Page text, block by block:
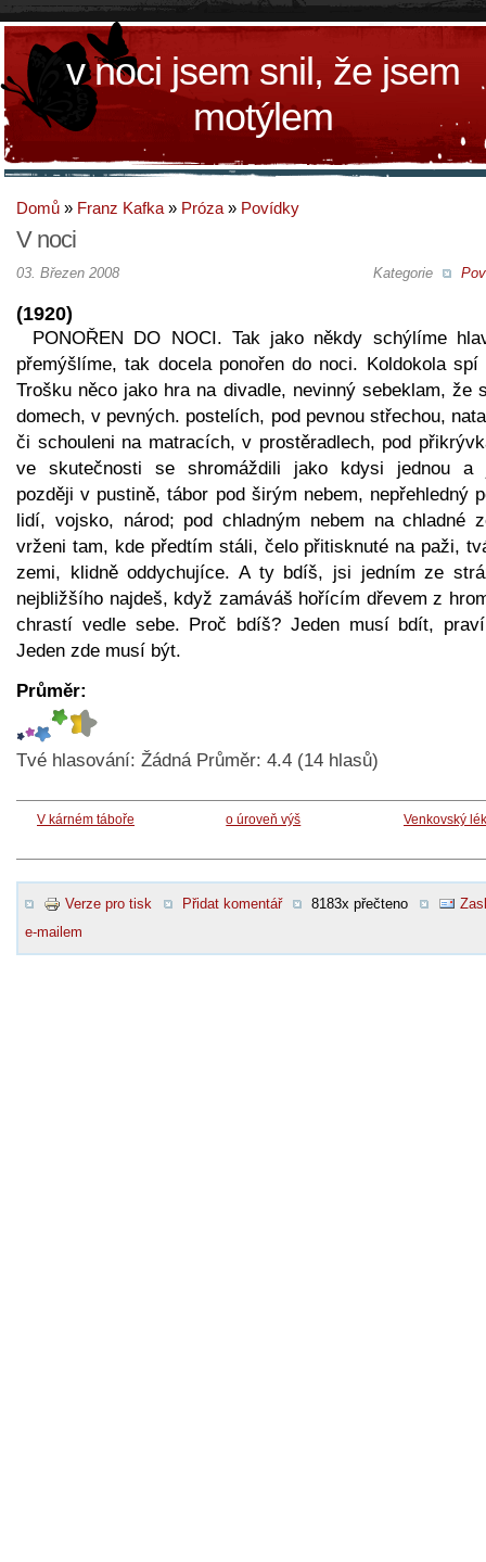
v noci jsem snil, že jsem
motýlem
Domů » Franz Kafka » Próza » Povídky
V noci
Kategorie
03. Březen 2008
(1920)
PONOŘEN DO NOCI. Tak jako někdy schýlíme
přemýšlíme, tak docela ponořen do noci. Koldokola spí
Trošku něco jako hra na divadle, nevinný sebeklam, že
domech, v pevných. postelích, pod pevnou střechou,
či schouleni na matracích, v prostěradlech, pod
ve skutečnosti se shromáždili jako kdysi jednou a
později v pustině, tábor pod širým nebem, nepřehledný
lidí, vojsko, národ; pod chladným nebem na chladné
vrženi tam, kde předtím stáli, čelo přitisknuté na paži,
zemi, klidně oddychujíce. A ty bdíš, jsi jedním ze
nejbližšího najdeš, když zamáváš hořícím dřevem z
chrastí vedle sebe. Proč bdíš? Jeden musí bdít,
Jeden zde musí být.
Průměr:
Tvé hlasování: Žádná Průměr: 4.4 (14 hlasů)
V kárném táboře o úroveň výš Venkovský
Verze pro tisk Přidat komentář 8183x přečteno
e-mailem